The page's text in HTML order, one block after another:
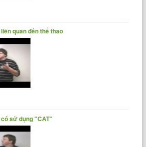
quan đến thể thao
sử dụng "CAT"